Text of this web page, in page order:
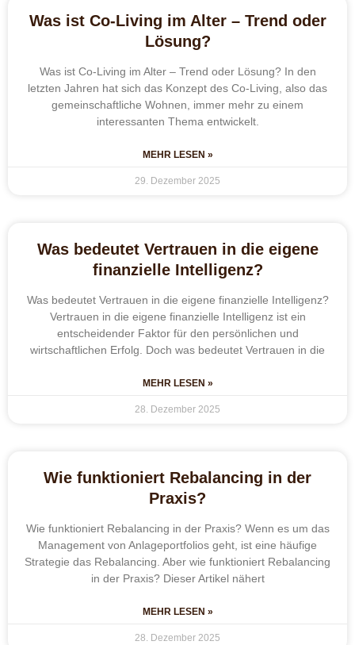
Was ist Co-Living im Alter – Trend oder
Lösung?
Was ist Co-Living im Alter – Trend oder Lösung? In den
letzten Jahren hat sich das Konzept des Co-Living, also das
gemeinschaftliche Wohnen, immer mehr zu einem
interessanten Thema entwickelt.
MEHR LESEN »
29. Dezember 2025
Was bedeutet Vertrauen in die eigene
finanzielle Intelligenz?
Was bedeutet Vertrauen in die eigene finanzielle Intelligenz?
Vertrauen in die eigene finanzielle Intelligenz ist ein
entscheidender Faktor für den persönlichen und
wirtschaftlichen Erfolg. Doch was bedeutet Vertrauen in die
MEHR LESEN »
28. Dezember 2025
Wie funktioniert Rebalancing in der
Praxis?
Wie funktioniert Rebalancing in der Praxis? Wenn es um das
Management von Anlageportfolios geht, ist eine häufige
Strategie das Rebalancing. Aber wie funktioniert Rebalancing
in der Praxis? Dieser Artikel nähert
MEHR LESEN »
28. Dezember 2025